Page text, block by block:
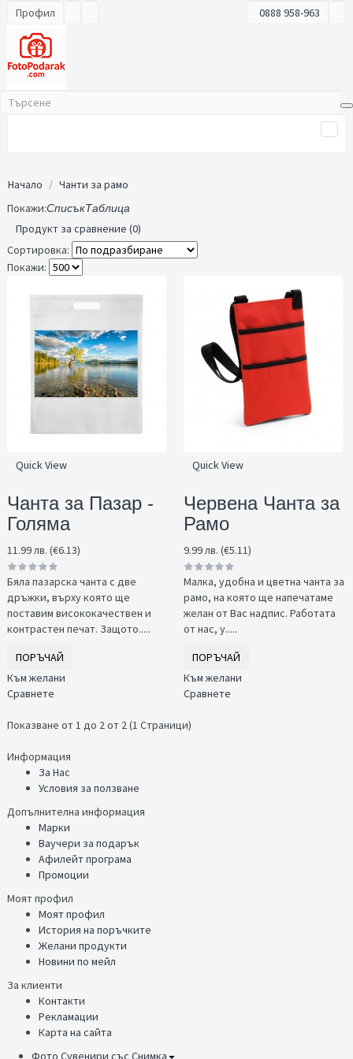
Профил 0888 958-963
Начало
Чанти за рамо
Покажи:СписъкТаблица
Продукт за сравнение (0)
Сортировка:
Покажи:
Quick View
Чанта за Пазар -
Голяма
11.99 лв. (€6.13)
Бяла пазарска чанта с две
дръжки, върху която ще
поставим висококачествен и
контрастен печат. Защото.....
ПОРЪЧАЙ
Към желани
Сравнете
Quick View
Червена Чанта за
Рамо
9.99 лв. (€5.11)
Малка, удобна и цветна чанта за
рамо, на която ще напечатаме
желан от Вас надпис. Работата
от нас, у.....
ПОРЪЧАЙ
Към желани
Сравнете
Показване от 1 до 2 от 2 (1 Страници)
Информация
За Нас
Условия за ползване
Допълнителна информация
Марки
Ваучери за подарък
Афилейт програма
Промоции
Моят профил
Моят профил
История на поръчките
Желани продукти
Новини по мейл
За клиенти
Контакти
Рекламации
Карта на сайта
Фото Сувенири със Снимка